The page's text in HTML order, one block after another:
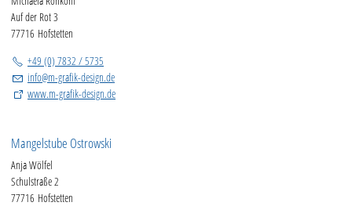
Auf der Rot 3
77716 Hofstetten
+49 (0) 7832 / 5735
info@m-grafik-design.de
www.m-grafik-design.de
Mangelstube Ostrowski
Anja Wölfel
Schulstraße 2
77716 Hofstetten